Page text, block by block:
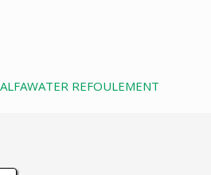
REFOULEMENT